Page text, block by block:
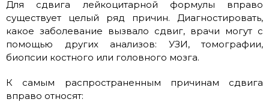
Для сдвига лейкоцитарной формулы вправо
существует целый ряд причин. Диагностировать,
какое заболевание вызвало сдвиг, врачи могут с
помощью других анализов: УЗИ, томографии,
биопсии костного или головного мозга.
К самым распространенным причинам сдвига
вправо относят: